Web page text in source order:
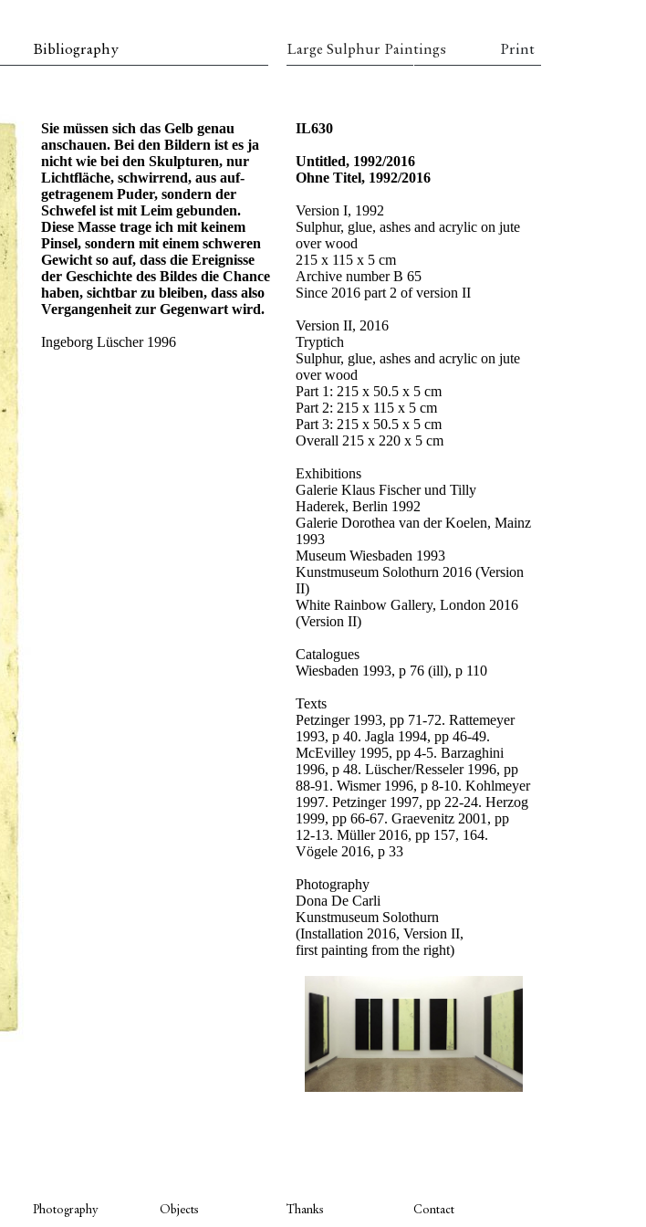
Bibliography Large Sulphur Paintings Print
Sie müssen sich das Gelb genau
anschauen. Bei den Bildern ist es ja
nicht wie bei den Skulpturen, nur
Lichtfläche, schwirrend, aus auf-
getragenem Puder, sondern der
Schwefel ist mit Leim gebunden.
Diese Masse trage ich mit keinem
Pinsel, sondern mit einem schweren
Gewicht so auf, dass die Ereignisse
der Geschichte des Bildes die Chance
haben, sichtbar zu bleiben, dass also
Vergangenheit zur Gegenwart wird.
Ingeborg Lüscher 1996
IL630
Untitled, 1992/2016
Ohne Titel, 1992/2016
Version I, 1992
Sulphur, glue, ashes and acrylic on jute
over wood
215 x 115 x 5 cm
Archive number B 65
Since 2016 part 2 of version II
Version II, 2016
Tryptich
Sulphur, glue, ashes and acrylic on jute
over wood
Part 1: 215 x 50.5 x 5 cm
Part 2: 215 x 115 x 5 cm
Part 3: 215 x 50.5 x 5 cm
Overall 215 x 220 x 5 cm
Exhibitions
Galerie Klaus Fischer und Tilly
Haderek, Berlin 1992
Galerie Dorothea van der Koelen, Mainz
1993
Museum Wiesbaden 1993
Kunstmuseum Solothurn 2016 (Version
II)
White Rainbow Gallery, London 2016
(Version II)
Catalogues
Wiesbaden 1993, p 76 (ill), p 110
Texts
Petzinger 1993, pp 71-72. Rattemeyer
1993, p 40. Jagla 1994, pp 46-49.
McEvilley 1995, pp 4-5. Barzaghini
1996, p 48. Lüscher/Resseler 1996, pp
88-91. Wismer 1996, p 8-10. Kohlmeyer
1997. Petzinger 1997, pp 22-24. Herzog
1999, pp 66-67. Graevenitz 2001, pp
12-13. Müller 2016, pp 157, 164.
Vögele 2016, p 33
Photography
Dona De Carli
Kunstmuseum Solothurn
(Installation 2016, Version II,
first painting from the right)
Photography Objects Thanks Contact